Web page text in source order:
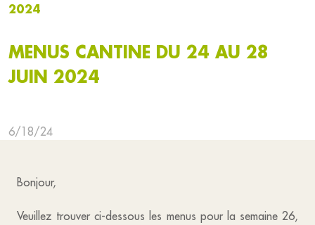
2024
MENUS CANTINE DU 24 AU 28
JUIN 2024
6/18/24
Bonjour,
Veuillez trouver ci-dessous les menus pour la semaine 26,